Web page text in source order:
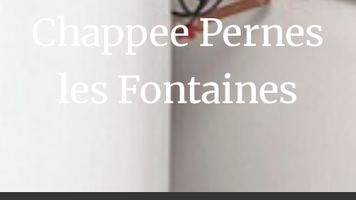
Chappee Pernes
les Fontaines